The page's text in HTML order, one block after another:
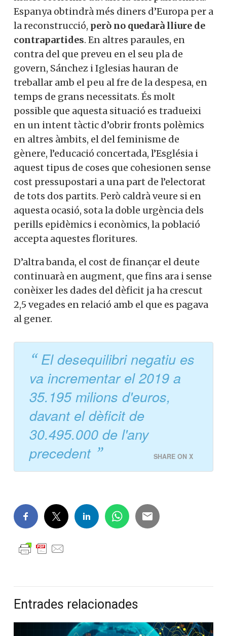
Espanya obtindrà més diners d’Europa per a
la reconstrucció, però no quedarà lliure de
contrapartides. En altres paraules, en
contra del que preveu en el seu pla de
govern, Sánchez i Iglesias hauran de
treballar amb el peu al fre de la despesa, en
temps de grans necessitats. És molt
possible que aquesta situació es tradueixi
en un intent tàctic d’obrir fronts polèmics
en altres àmbits, el del feminisme de
gènere, l’educació concertada, l’Església i
aquest tipus de coses que cohesionen sense
cost pressupostari a una part de l’electorat
de tots dos partits. Però caldrà veure si en
aquesta ocasió, sota la doble urgència dels
perills epidèmics i econòmics, la població
accepta aquestes floritures.
D’altra banda, el cost de finançar el deute
continuarà en augment, que fins ara i sense
conèixer les dades del dèficit ja ha crescut
2,5 vegades en relació amb el que es pagava
al gener.
El desequilibri negatiu es
va incrementar el 2019 a
35.195 milions d'euros,
davant el dèficit de
30.495.000 de l'any
precedent
SHARE ON X
Entrades relacionades